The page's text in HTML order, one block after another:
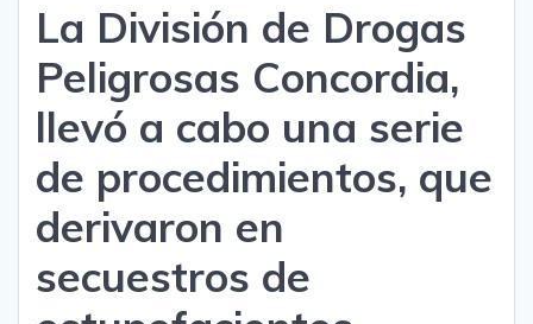
La División de Drogas
Peligrosas Concordia,
llevó a cabo una serie
de procedimientos, que
derivaron en
secuestros de